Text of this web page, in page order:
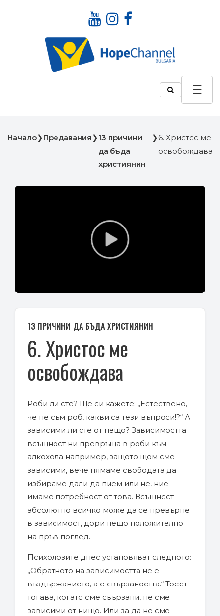
Начало❯Предавания❯13 причини
да бъда
християнин
❯6. Христос ме
освобождава
Play
13 ПРИЧИНИ ДА БЪДА ХРИСТИЯНИН
6. Христос ме
освобождава
Роби ли сте? Ще си кажете: „Естествено,
че не съм роб, какви са тези въпроси!?“ А
зависими ли сте от нещо? Зависимостта
всъщност ни превръща в роби към
алкохола например, защото щом сме
зависими, вече нямаме свободата да
избираме дали да пием или не, ние
имаме потребност от това. Всъщност
абсолютно всичко може да се превърне
в зависимост, дори нещо положително
на пръв поглед.
Психолозите днес установяват следното:
„Обратното на зависимостта не е
въздържанието, а е свързаността.“ Тоест
тогава, когато сме свързани, не сме
зависими от нищо. Или за да не сме